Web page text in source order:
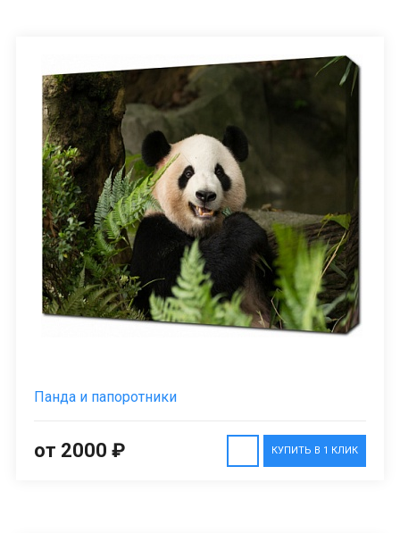
Панда и папоротники
КУПИТЬ В 1 КЛИК
от 2000 ₽